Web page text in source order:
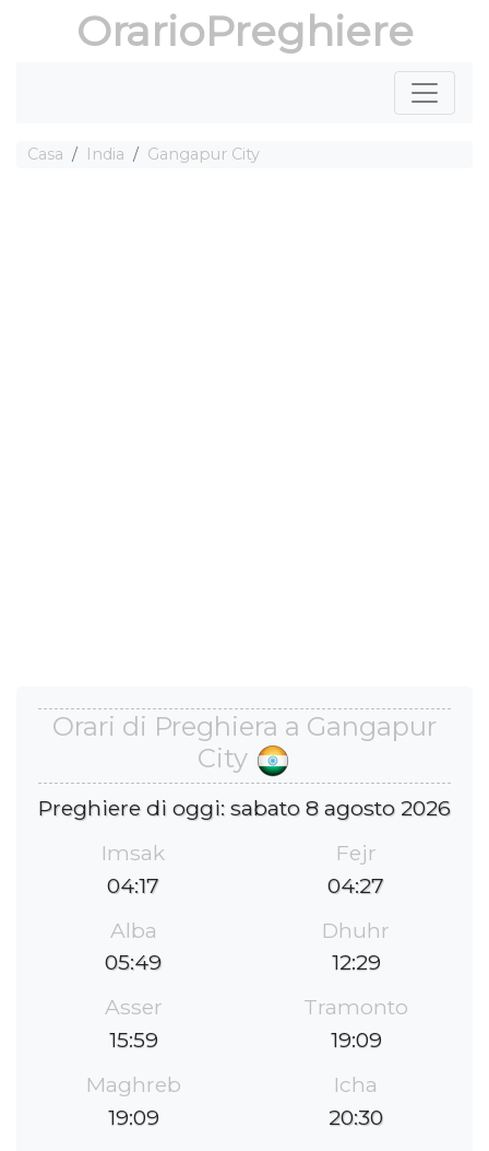
OrarioPreghiere
Casa India Gangapur City
Orari di Preghiera a Gangapur
City
Preghiere di oggi: sabato 8 agosto 2026
Imsak
04:17
Fejr
04:27
Alba
05:49
Dhuhr
12:29
Asser
15:59
Tramonto
19:09
Maghreb
19:09
Icha
20:30